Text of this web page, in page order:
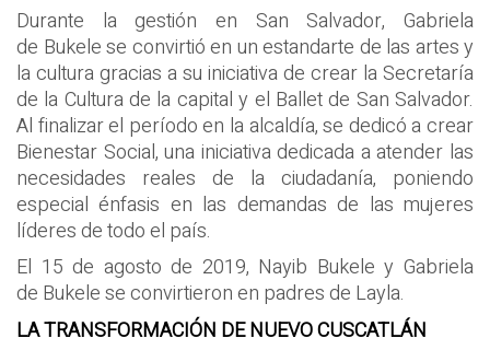
Durante la gestión en San Salvador, Gabriela
de Bukele se convirtió en un estandarte de las artes y
la cultura gracias a su iniciativa de crear la Secretaría
de la Cultura de la capital y el Ballet de San Salvador.
Al finalizar el período en la alcaldía, se dedicó a crear
Bienestar Social, una iniciativa dedicada a atender las
necesidades reales de la ciudadanía, poniendo
especial énfasis en las demandas de las mujeres
líderes de todo el país.
El 15 de agosto de 2019, Nayib Bukele y Gabriela
de Bukele se convirtieron en padres de Layla.
LA TRANSFORMACIÓN DE NUEVO CUSCATLÁN